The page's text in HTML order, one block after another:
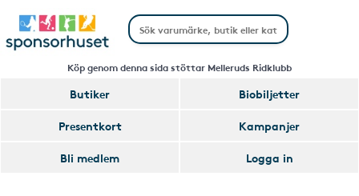
Köp genom denna sida stöttar Melleruds Ridklubb
Butiker
Biobiljetter
Presentkort
Kampanjer
Bli medlem
Logga in